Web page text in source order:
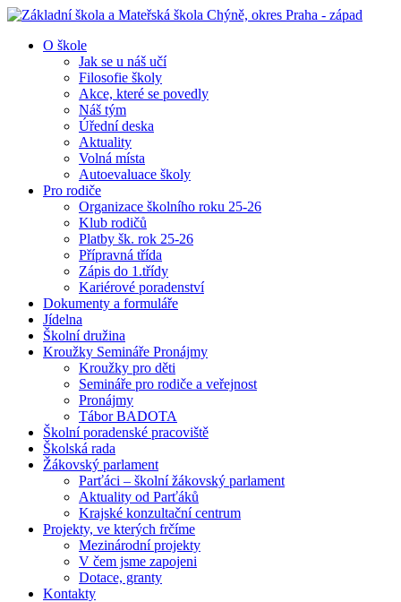
O škole
Jak se u náš učí
Filosofie školy
Akce, které se povedly
Náš tým
Úřední deska
Aktuality
Volná místa
Autoevaluace školy
Pro rodiče
Organizace školního roku 25-26
Klub rodičů
Platby šk. rok 25-26
Přípravná třída
Zápis do 1.třídy
Kariérové poradenství
Dokumenty a formuláře
Jídelna
Školní družina
Kroužky Semináře Pronájmy
Kroužky pro děti
Semináře pro rodiče a veřejnost
Pronájmy
Tábor BADOTA
Školní poradenské pracoviště
Školská rada
Žákovský parlament
Parťáci – školní žákovský parlament
Aktuality od Parťáků
Krajské konzultační centrum
Projekty, ve kterých frčíme
Mezinárodní projekty
V čem jsme zapojeni
Dotace, granty
Kontakty